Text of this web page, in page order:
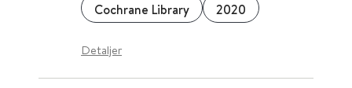
Cochrane Library 2020
Detaljer